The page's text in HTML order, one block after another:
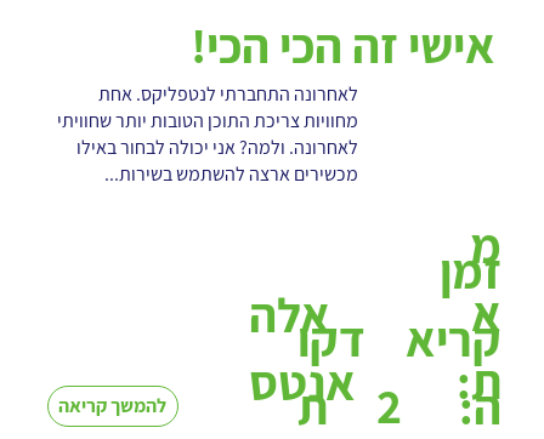
אישי זה הכי הכי!
לאחרונה התחברתי לנטפליקס. אחת
מחוויות צריכת התוכן הטובות יותר שחוויתי
לאחרונה. ולמה? אני יכולה לבחור באילו
מכשירים ארצה להשתמש בשירות...
אלה
אנטס
מ
א
ת:
להמשך קריאה
דקו
ת
זמן
קריא
ה:
2